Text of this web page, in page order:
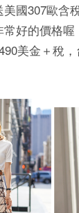
美國307歐含
好的價格喔
美金＋稅